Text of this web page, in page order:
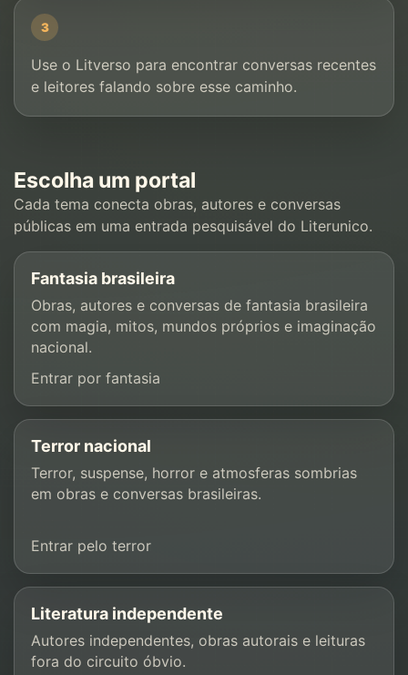
3
Use o Litverso para encontrar conversas recentes
e leitores falando sobre esse caminho.
Escolha um portal
Cada tema conecta obras, autores e conversas
públicas em uma entrada pesquisável do Literunico.
Fantasia brasileira
Obras, autores e conversas de fantasia brasileira
com magia, mitos, mundos próprios e imaginação
nacional.
Entrar por fantasia
Terror nacional
Terror, suspense, horror e atmosferas sombrias
em obras e conversas brasileiras.
Entrar pelo terror
Literatura independente
Autores independentes, obras autorais e leituras
fora do circuito óbvio.